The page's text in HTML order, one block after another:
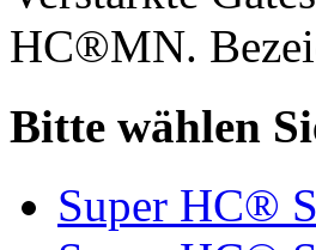
HC®MN.
Bitte wählen
Super HC®